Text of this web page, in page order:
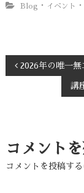
Blog ・ イベント ・
投
ビ
2026年の唯一
講
コメント
コメントを投稿す